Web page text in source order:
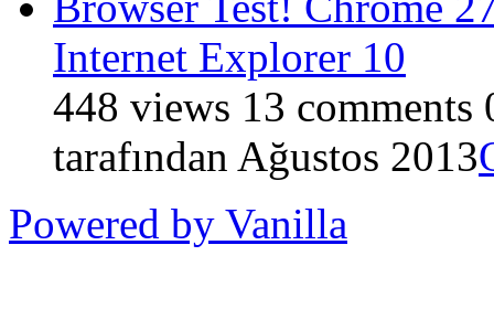
Internet Explorer 10
448 views 13 comments
tarafından Ağustos 2013
Powered by Vanilla